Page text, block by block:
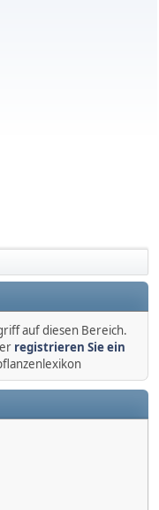
auf diesen Bereich.
registrieren Sie ein